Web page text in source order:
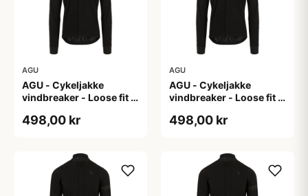
AGU
AGU - Cykeljakke
vindbreaker - Loose fit -
498,00 kr
AGU
AGU - Cykeljakke
vindbreaker - Loose fit -
498,00 kr